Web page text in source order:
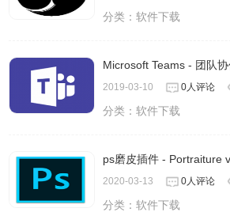
分类：软件下载
Microsoft Teams - 团队
2019-03-10 0人评论
分类：软件下载
ps磨皮插件 - Portraiture
2020-03-13 0人评论
分类：软件下载